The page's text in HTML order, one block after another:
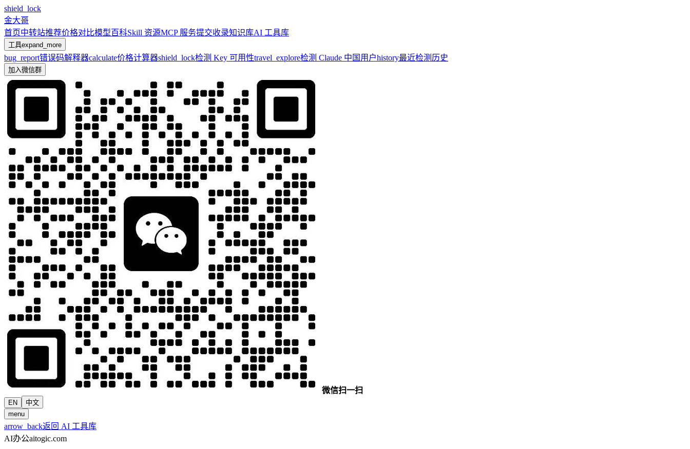
shield_lock
金大哥
首页中转站推荐价格对比模型百科Skill 资源MCP 服务提交收录知识库AI 工具库
工具expand_more
bug_report错误码解释器calculate价格计算器shield_lock检测 Key 可用性travel_explore检测 Claude 中国用户history最近检测历史
加入微信群
微信扫一扫
EN
中文
menu
arrow_back返回 AI 工具库
AI办公aitogic.com